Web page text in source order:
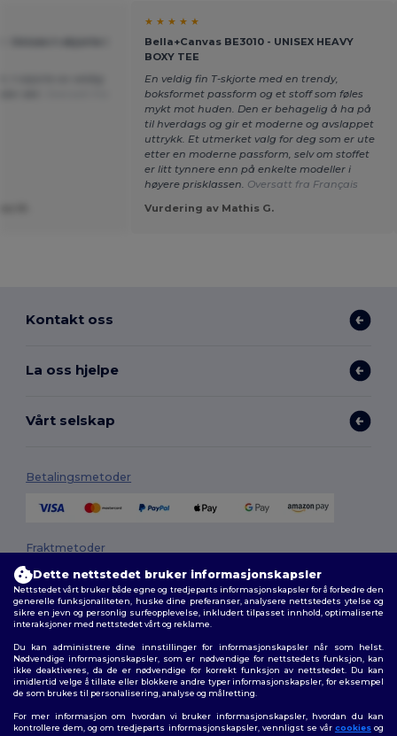
★ ★ ★ ★ ★
Bella+Canvas BE3010 - UNISEX HEAVY
BOXY TEE
En veldig fin T-skjorte med en trendy,
boksformet passform og et stoff som føles
mykt mot huden. Den er behagelig å ha på
til hverdags og gir et moderne og avslappet
uttrykk. Et utmerket valg for deg som er ute
etter en moderne passform, selv om stoffet
er litt tynnere enn på enkelte modeller i
høyere prisklassen. Oversatt fra Français
Vurdering av Mathis G.
Kontakt oss
La oss hjelpe
Vårt selskap
Betalingsmetoder
Fraktmetoder
Følg oss
Dette nettstedet bruker informasjonskapsler
Nettstedet vårt bruker både egne og tredjeparts informasjonskapsler for å forbedre den
generelle funksjonaliteten, huske dine preferanser, analysere nettstedets ytelse og
sikre en jevn og personlig surfeopplevelse, inkludert tilpasset innhold, optimaliserte
interaksjoner med nettstedet vårt og reklame.
Du kan administrere dine innstillinger for informasjonskapsler når som helst.
Nødvendige informasjonskapsler, som er nødvendige for nettstedets funksjon, kan
ikke deaktiveres, da de er nødvendige for korrekt funksjon av nettstedet. Du kan
imidlertid velge å tillate eller blokkere andre typer informasjonskapsler, for eksempel
de som brukes til personalisering, analyse og målretting.
For mer informasjon om hvordan vi bruker informasjonskapsler, hvordan du kan
kontrollere dem, og om tredjeparts informasjonskapsler, vennligst se vår cookiesog